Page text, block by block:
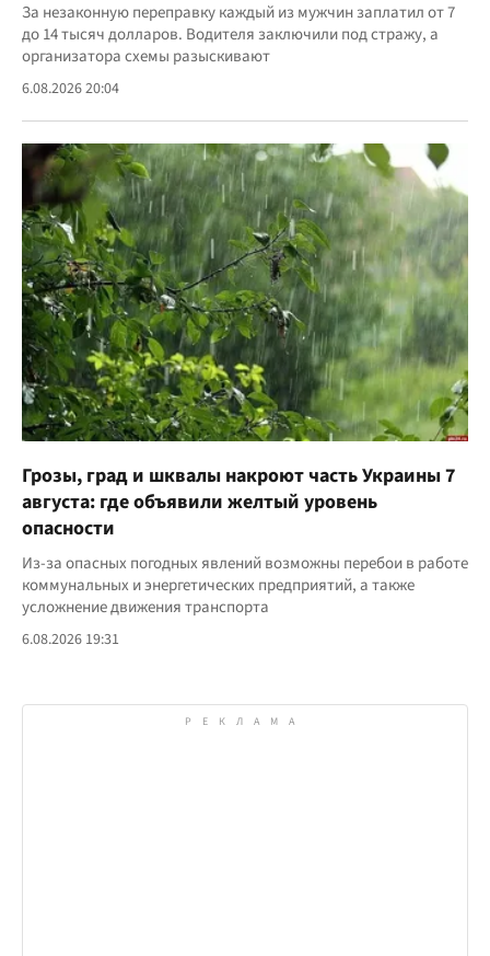
За незаконную переправку каждый из мужчин заплатил от 7
до 14 тысяч долларов. Водителя заключили под стражу, а
организатора схемы разыскивают
6.08.2026 20:04
Грозы, град и шквалы накроют часть Украины 7
августа: где объявили желтый уровень
опасности
Из-за опасных погодных явлений возможны перебои в работе
коммунальных и энергетических предприятий, а также
усложнение движения транспорта
6.08.2026 19:31